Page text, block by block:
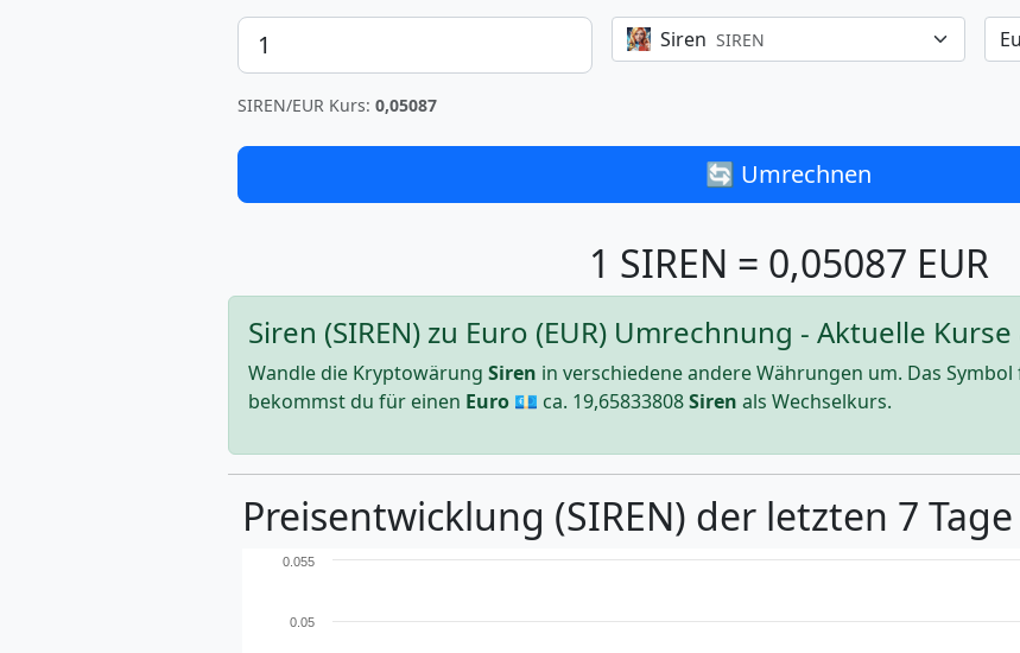
Betrag Siren SIREN
SIREN/EUR Kurs: 0,05087
🔄 Umrechnen
1 SIREN = 0,05087 EUR
Siren (SIREN) zu Euro (EUR) Umrechnung - Aktuelle
Wandle die Kryptowärung Siren in verschiedene andere Währungen um. Das
bekommst du für einen Euro 💶 ca. 19,65833808Siren als Wechselkurs.
Preisentwicklung (SIREN) der letzten 7 Tage
0.05
0.055